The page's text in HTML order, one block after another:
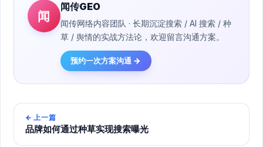
闻
闻传GEO
闻传网络内容团队 · 长期沉淀搜索 / AI 搜索 / 种
草 / 舆情的实战方法论，欢迎留言沟通方案。
预约一次方案沟通 →
← 上一篇
品牌如何通过种草实现搜索曝光